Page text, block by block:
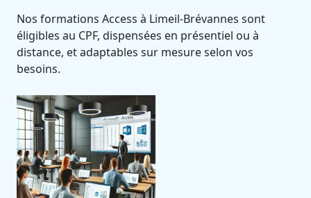
Nos formations Access à Limeil-Brévannes sont
éligibles au CPF, dispensées en présentiel ou à
distance, et adaptables sur mesure selon vos
besoins.